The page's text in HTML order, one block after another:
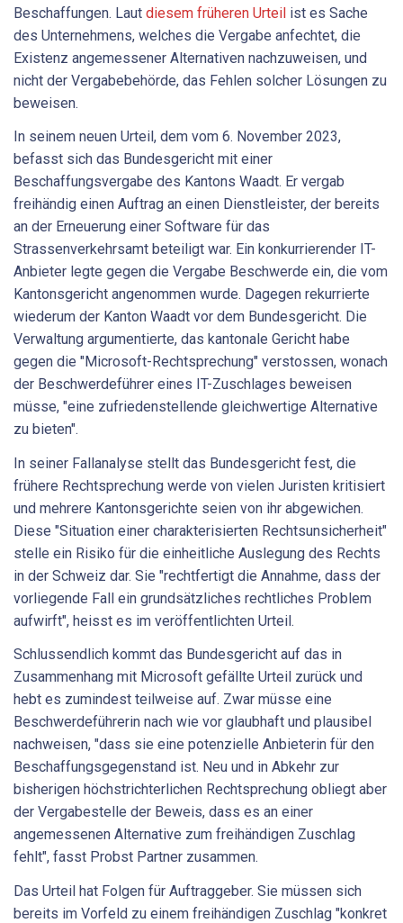
Beschaffungen. Laut diesem früheren Urteil ist es Sache
des Unternehmens, welches die Vergabe anfechtet, die
Existenz angemessener Alternativen nachzuweisen, und
nicht der Vergabebehörde, das Fehlen solcher Lösungen zu
beweisen.
In seinem neuen Urteil, dem vom 6. November 2023,
befasst sich das Bundesgericht mit einer
Beschaffungsvergabe des Kantons Waadt. Er vergab
freihändig einen Auftrag an einen Dienstleister, der bereits
an der Erneuerung einer Software für das
Strassenverkehrsamt beteiligt war. Ein konkurrierender IT-
Anbieter legte gegen die Vergabe Beschwerde ein, die vom
Kantonsgericht angenommen wurde. Dagegen rekurrierte
wiederum der Kanton Waadt vor dem Bundesgericht. Die
Verwaltung argumentierte, das kantonale Gericht habe
gegen die "Microsoft-Rechtsprechung" verstossen, wonach
der Beschwerdeführer eines IT-Zuschlages beweisen
müsse, "eine zufriedenstellende gleichwertige Alternative
zu bieten".
In seiner Fallanalyse stellt das Bundesgericht fest, die
frühere Rechtsprechung werde von vielen Juristen kritisiert
und mehrere Kantonsgerichte seien von ihr abgewichen.
Diese "Situation einer charakterisierten Rechtsunsicherheit"
stelle ein Risiko für die einheitliche Auslegung des Rechts
in der Schweiz dar. Sie "rechtfertigt die Annahme, dass der
vorliegende Fall ein grundsätzliches rechtliches Problem
aufwirft", heisst es im veröffentlichten Urteil.
Schlussendlich kommt das Bundesgericht auf das in
Zusammenhang mit Microsoft gefällte Urteil zurück und
hebt es zumindest teilweise auf. Zwar müsse eine
Beschwerdeführerin nach wie vor glaubhaft und plausibel
nachweisen, "dass sie eine potenzielle Anbieterin für den
Beschaffungsgegenstand ist. Neu und in Abkehr zur
bisherigen höchstrichterlichen Rechtsprechung obliegt aber
der Vergabestelle der Beweis, dass es an einer
angemessenen Alternative zum freihändigen Zuschlag
fehlt", fasst Probst Partner zusammen.
Das Urteil hat Folgen für Auftraggeber. Sie müssen sich
bereits im Vorfeld zu einem freihändigen Zuschlag "konkret